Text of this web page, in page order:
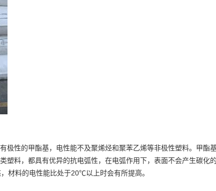
极性的甲酯基，电性能不及聚烯烃和聚苯乙烯等非极性塑料。甲
塑料，都具有优异的抗电弧性，在电弧作用下，表面不会产生碳化
材料的电性能比处于20℃以上时会有所提高。